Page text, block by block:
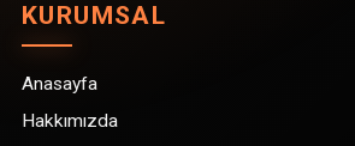
KURUMSAL
Anasayfa
Hakkımızda